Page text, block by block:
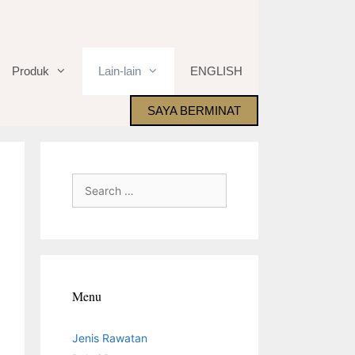
Produk Lain-lain ENGLISH
SAYA BERMINAT
for:
Menu
Jenis Rawatan